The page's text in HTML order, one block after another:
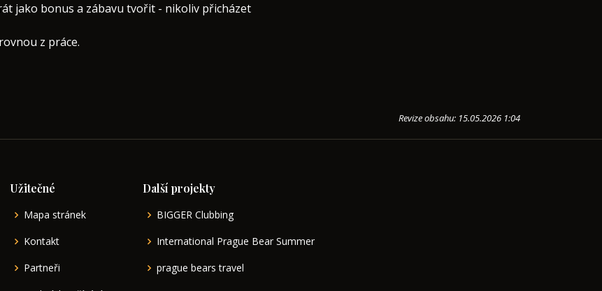
jako bonus a zábavu tvořit - nikoliv přicházet
z práce.
Revize obsahu: 15.05.2026 1:04
Užitečné
Mapa stránek
Kontakt
Partneři
Další projekty
BIGGER Clubbing
International Prague Bear Summer
prague bears travel